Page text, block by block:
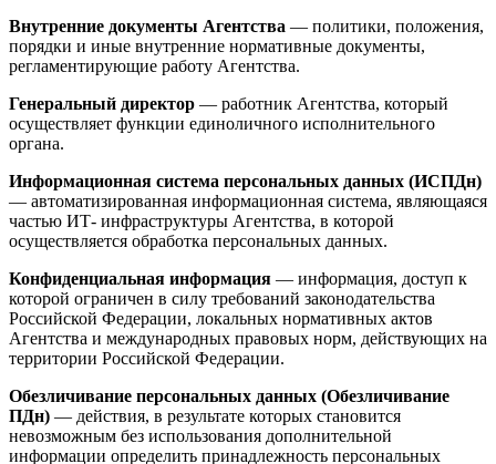
Внутренние документы Агентства — политики, положения,
порядки и иные внутренние нормативные документы,
регламентирующие работу Агентства.
Генеральный директор — работник Агентства, который
осуществляет функции единоличного исполнительного
органа.
Информационная система персональных данных (ИСПДн)
— автоматизированная информационная система, являющаяся
частью ИТ- инфраструктуры Агентства, в которой
осуществляется обработка персональных данных.
Конфиденциальная информация — информация, доступ к
которой ограничен в силу требований законодательства
Российской Федерации, локальных нормативных актов
Агентства и международных правовых норм, действующих на
территории Российской Федерации.
Обезличивание персональных данных (Обезличивание
ПДн) — действия, в результате которых становится
невозможным без использования дополнительной
информации определить принадлежность персональных